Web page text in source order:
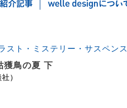
スト・ミステリー・サスペンス
獲鳥の夏 下
）